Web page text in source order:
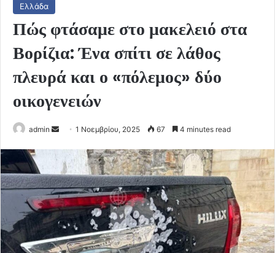
Ελλάδα
Πώς φτάσαμε στο μακελειό στα
Βορίζια: Ένα σπίτι σε λάθος
πλευρά και ο «πόλεμος» δύο
οικογενειών
admin
Send
email
1 Νοεμβρίου, 2025 67 4 minutes read